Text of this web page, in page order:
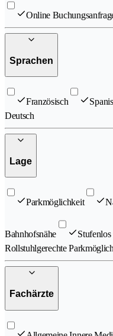
Online
Sprachen
Französisch
Deutsch
Lage
Parkmöglichkeit
Bahnhofsnähe
Rollstuhlgerechte
Fachärzte